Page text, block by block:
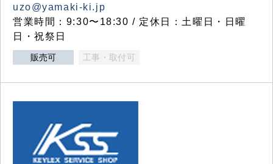
uzo@yamaki-ki.jp
営業時間：9:30〜18:30 / 定休日：土曜日・日曜
日・祝祭日
販売可 工事・取付可